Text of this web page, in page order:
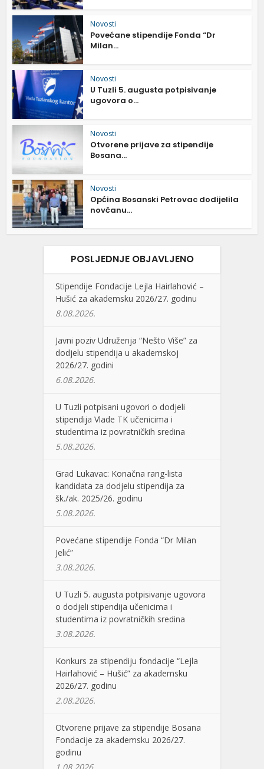
Novosti
Povećane stipendije Fonda “Dr
Milan...
Novosti
U Tuzli 5. augusta potpisivanje
ugovora o...
Novosti
Otvorene prijave za stipendije
Bosana...
Novosti
Općina Bosanski Petrovac dodijelila
novčanu...
POSLJEDNJE OBJAVLJENO
Stipendije Fondacije Lejla Hairlahović –
Hušić za akademsku 2026/27. godinu
8.08.2026.
Javni poziv Udruženja “Nešto Više” za
dodjelu stipendija u akademskoj
2026/27. godini
6.08.2026.
U Tuzli potpisani ugovori o dodjeli
stipendija Vlade TK učenicima i
studentima iz povratničkih sredina
5.08.2026.
Grad Lukavac: Konačna rang-lista
kandidata za dodjelu stipendija za
šk./ak. 2025/26. godinu
5.08.2026.
Povećane stipendije Fonda “Dr Milan
Jelić”
3.08.2026.
U Tuzli 5. augusta potpisivanje ugovora
o dodjeli stipendija učenicima i
studentima iz povratničkih sredina
3.08.2026.
Konkurs za stipendiju fondacije “Lejla
Hairlahović – Hušić” za akademsku
2026/27. godinu
2.08.2026.
Otvorene prijave za stipendije Bosana
Fondacije za akademsku 2026/27.
godinu